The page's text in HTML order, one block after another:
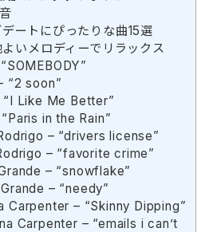
ートにぴったりな曲15選
いメロディーでリラックス
“2 soon”
Like Me Better”
in the Rain”
– “drivers license”
– “favorite crime”
– “snowflake”
– “needy”
Carpenter – “Skinny Dipping”
Carpenter – “emails i can’t